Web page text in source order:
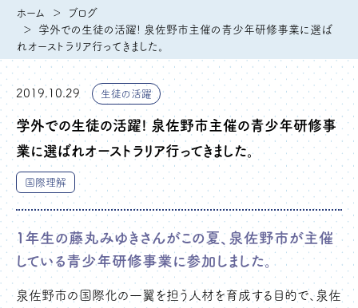
ホーム
ブログ
学外での生徒の活躍! 泉佐野市主催の青少年研修事業に選ば
れオーストラリア行ってきました。
2019.10.29 生徒の活躍
学外での生徒の活躍! 泉佐野市主催の青少年研修事
業に選ばれオーストラリア行ってきました。
国際理解
1年生の藤丸みゆきさんがこの夏、泉佐野市が主催
している青少年研修事業に参加しました。
泉佐野市の国際化の一翼を担う人材を育成する目的で、泉佐